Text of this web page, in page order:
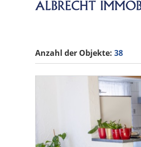
Anzahl der Objekte: 38